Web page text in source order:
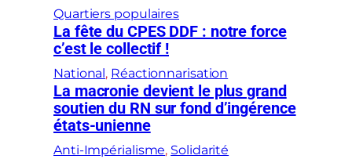
Quartiers populaires
La fête du CPES DDF : notre force
c’est le collectif !
National , Réactionnarisation
La macronie devient le plus grand
soutien du RN sur fond d’ingérence
états-unienne
Anti-Impérialisme, Solidarité